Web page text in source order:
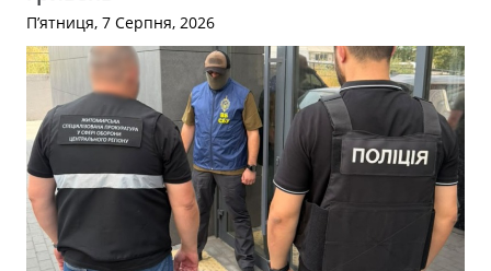
П’ятниця, 7 Серпня, 2026